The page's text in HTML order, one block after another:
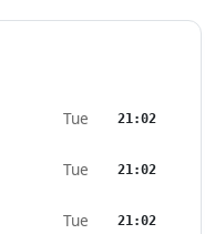
Tue 21:02
Tue 21:02
Tue 21:02